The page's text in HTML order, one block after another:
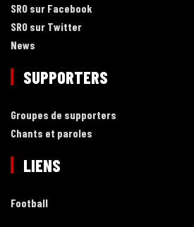
SRO sur Facebook
SRO sur Twitter
News
SUPPORTERS
Groupes de supporters
Chants et paroles
LIENS
Football